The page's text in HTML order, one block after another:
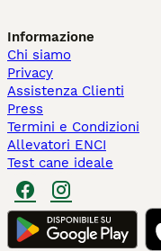
Informazione
Chi siamo
Privacy
Assistenza Clienti
Press
Termini e Condizioni
Allevatori ENCI
Test cane ideale